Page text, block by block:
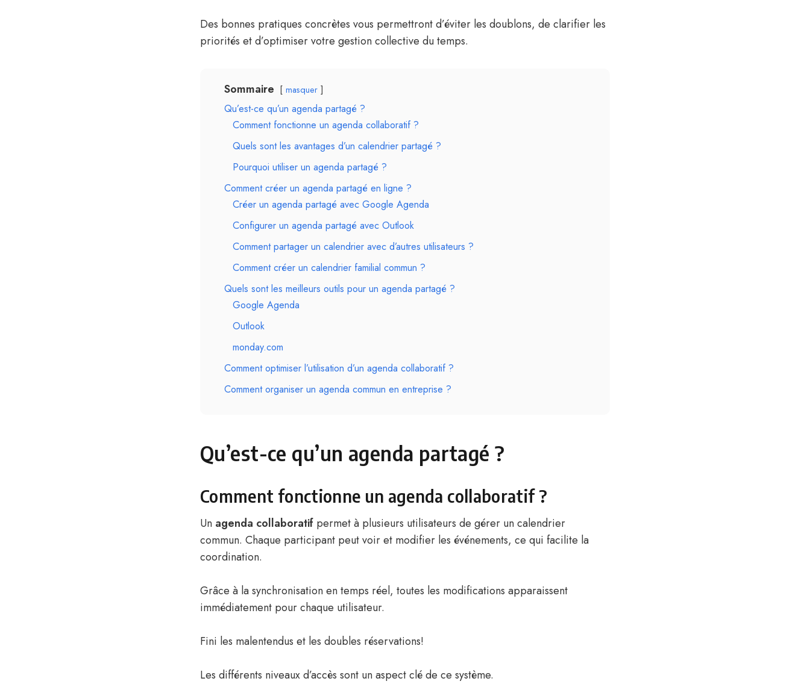
Des bonnes pratiques concrètes vous permettront d’éviter les doublons, de clarifier les
priorités et d’optimiser votre gestion collective du temps.
Sommaire masquer
Qu’est-ce qu’un agenda partagé ?
Comment fonctionne un agenda collaboratif ?
Quels sont les avantages d’un calendrier partagé ?
Pourquoi utiliser un agenda partagé ?
Comment créer un agenda partagé en ligne ?
Créer un agenda partagé avec Google Agenda
Configurer un agenda partagé avec Outlook
Comment partager un calendrier avec d’autres utilisateurs ?
Comment créer un calendrier familial commun ?
Quels sont les meilleurs outils pour un agenda partagé ?
Google Agenda
Outlook
monday.com
Comment optimiser l’utilisation d’un agenda collaboratif ?
Comment organiser un agenda commun en entreprise ?
Qu’est-ce qu’un agenda partagé ?
Comment fonctionne un agenda collaboratif ?
Un agenda collaboratif permet à plusieurs utilisateurs de gérer un calendrier
commun. Chaque participant peut voir et modifier les événements, ce qui facilite la
coordination.
Grâce à la synchronisation en temps réel, toutes les modifications apparaissent
immédiatement pour chaque utilisateur.
Fini les malentendus et les doubles réservations!
Les différents niveaux d’accès sont un aspect clé de ce système.